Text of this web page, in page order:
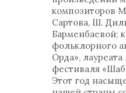
композиторов
Сартова, Ш.
Барменбаевой;
фольклорного
Орда»,
фестиваля
Этот год